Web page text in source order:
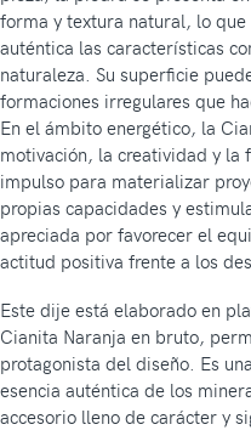
forma y textura natural, lo
auténtica las características
naturaleza. Su superficie
formaciones irregulares que
En el ámbito energético, la
motivación, la creatividad y la
impulso para materializar
propias capacidades y
apreciada por favorecer el
actitud positiva frente a los
Este dije está elaborado en
Cianita Naranja en bruto,
protagonista del diseño. Es
esencia auténtica de los
accesorio lleno de carácter y